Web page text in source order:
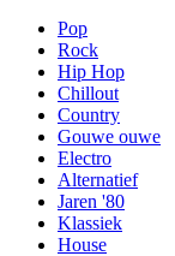
Pop
Rock
Hip Hop
Chillout
Country
Gouwe ouwe
Electro
Alternatief
Jaren '80
Klassiek
House